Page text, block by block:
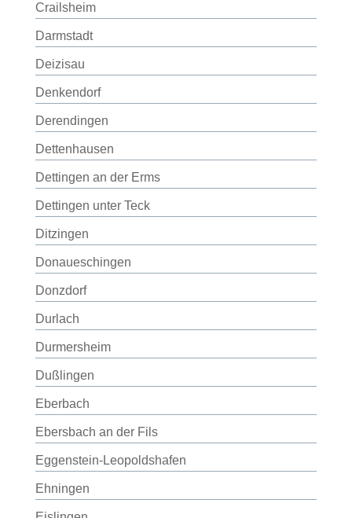
Crailsheim
Darmstadt
Deizisau
Denkendorf
Derendingen
Dettenhausen
Dettingen an der Erms
Dettingen unter Teck
Ditzingen
Donaueschingen
Donzdorf
Durlach
Durmersheim
Dußlingen
Eberbach
Ebersbach an der Fils
Eggenstein-Leopoldshafen
Ehningen